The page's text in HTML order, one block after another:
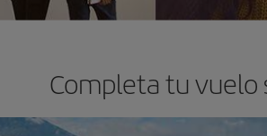
Completa tu vuelo